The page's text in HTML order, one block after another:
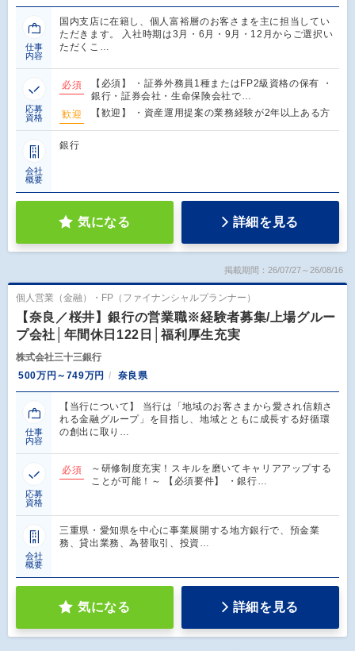
仕事
内容
国内支店に在籍し、個人富裕層のお客さまを主に担当してい
ただきます。 入社時期は3月・6月・9月・12月からご選択い
ただくこ…
応募
資格
必須
【必須】 ・証券外務員1種またはFP2級資格の保有 ・
銀行・証券会社・生命保険会社で…
歓迎
【歓迎】 ・資産運用提案の業務経験が2年以上ある方
会社
概要
銀行
気になる 詳細を見る
掲載期間：26/07/27～26/08/16
個人営業（金融）・FP（ファイナンシャルプランナー）
【奈良／桜井】銀行の営業職※経験者募集/上場グルー
プ会社│年間休日122日│福利厚生充実
株式会社三十三銀行
500万円～749万円
奈良県
仕事
内容
【当行について】 当行は「地域のお客さまから愛され信頼さ
れる金融グループ」を目指し、地域とともに成長する好循環
の創出に取り…
応募
資格
必須
～研修制度充実！スキルを磨いてキャリアアップする
ことが可能！～ 【必須要件】 ・銀行…
会社
概要
三重県・愛知県を中心に事業展開する地方銀行で、預金業
務、貸出業務、為替取引、投資…
気になる 詳細を見る